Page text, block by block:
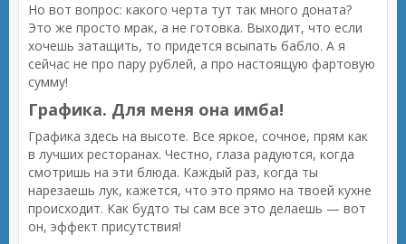
Но вот вопрос: какого черта тут так много доната?
Это же просто мрак, а не готовка. Выходит, что если
хочешь затащить, то придется всыпать бабло. А я
сейчас не про пару рублей, а про настоящую фартовую
сумму!
Графика. Для меня она имба!
Графика здесь на высоте. Все яркое, сочное, прям как
в лучших ресторанах. Честно, глаза радуются, когда
смотришь на эти блюда. Каждый раз, когда ты
нарезаешь лук, кажется, что это прямо на твоей кухне
происходит. Как будто ты сам все это делаешь — вот
он, эффект присутствия!